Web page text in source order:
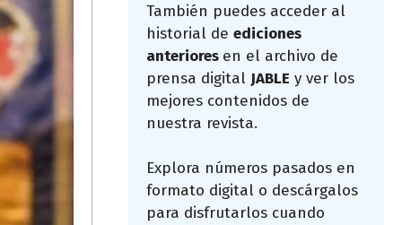
También puedes acceder al
historial de ediciones
anteriores en el archivo de
prensa digital JABLE y ver los
mejores contenidos de
nuestra revista.
Explora números pasados en
formato digital o descárgalos
para disfrutarlos cuando